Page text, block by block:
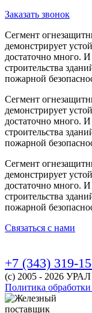
Заказать звонок
Сегмент
демонстрирует
достаточно много.
строительства
пожарной
Сегмент
демонстрирует
достаточно много.
строительства
пожарной
Сегмент
демонстрирует
достаточно много.
строительства
пожарной
Связаться с нами
+7 (343) 319-
(с) 2005 - 2026
Политика